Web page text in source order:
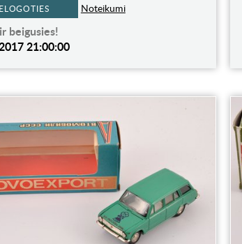
Noteikumi
beigusies!
21:00:00